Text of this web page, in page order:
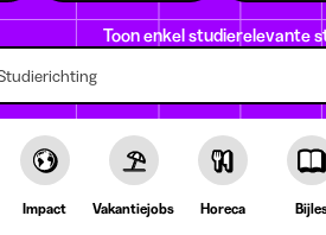
Toon enkel studierelevante
Impact Vakantiejobs Horeca